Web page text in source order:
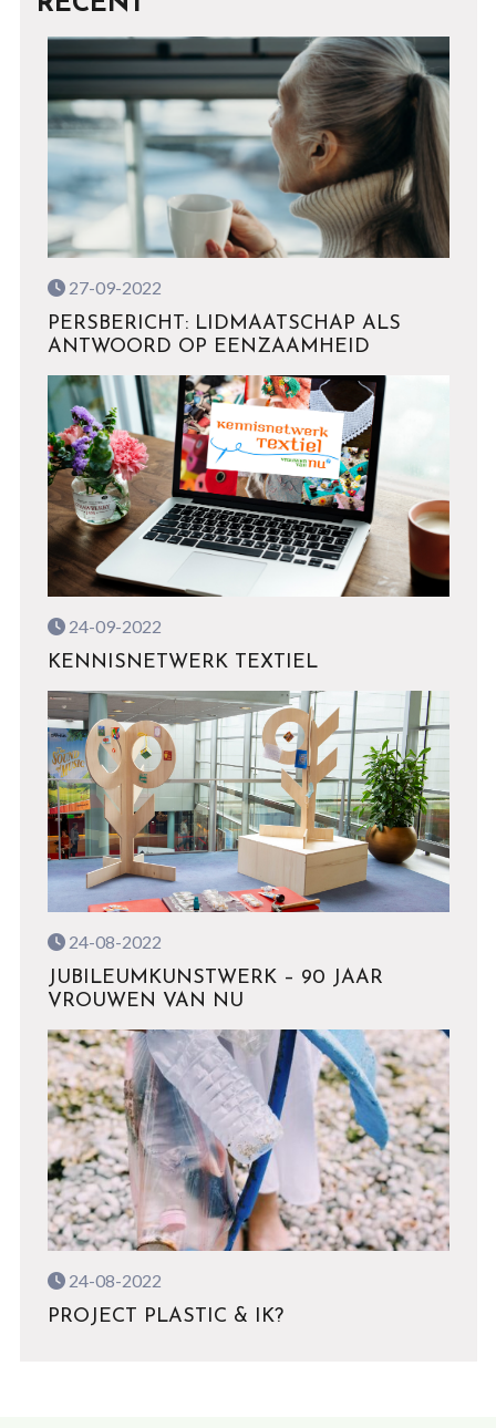
27-09-2022
PERSBERICHT: LIDMAATSCHAP ALS
ANTWOORD OP EENZAAMHEID
24-09-2022
KENNISNETWERK TEXTIEL
24-08-2022
JUBILEUMKUNSTWERK – 90 JAAR
VROUWEN VAN NU
24-08-2022
PROJECT PLASTIC & IK?